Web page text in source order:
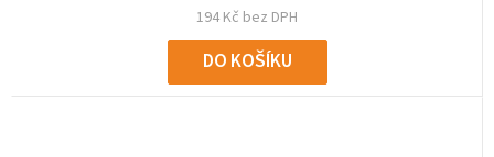
194 Kč bez DPH
DO KOŠÍKU